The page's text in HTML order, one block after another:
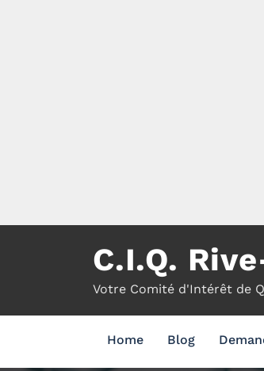
C.I.Q.
Votre Comité d'Intérêt de
Home Blog